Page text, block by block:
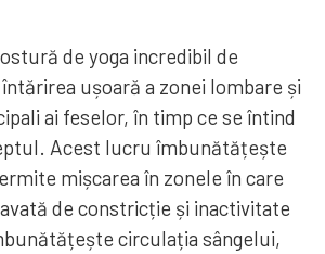
de yoga incredibil de
ușoară a zonei lombare și
ai feselor, în timp ce se întind
Acest lucru îmbunătățește
mișcarea în zonele în care
de constricție și inactivitate
circulația sângelui,